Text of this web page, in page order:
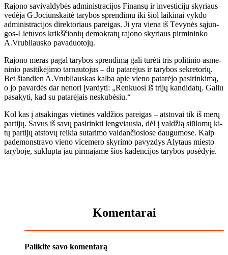
Ra­jo­no sa­vi­val­dy­bės ad­mi­nist­ra­ci­jos Fi­nan­sų ir in­ves­ti­ci­jų sky­riaus
ve­dė­ja G.Jo­ciuns­kai­tė ta­ry­bos spren­di­mu iki šiol lai­ki­nai vyk­do
administracijos direkto­riaus pa­rei­gas. Ji yra vie­na iš Tė­vy­nės są­jun­
gos-Lie­tu­vos krikš­čio­nių de­mok­ra­tų ra­jo­no sky­riaus pir­mi­nin­ko
A.Vrub­liaus­ko pa­va­duo­to­jų.
Ra­jo­no me­ras pa­gal ta­ry­bos spren­di­mą ga­li tu­rė­ti tris po­li­ti­nio as­me­
ni­nio pa­si­ti­kė­ji­mo tar­nau­to­jus – du pa­ta­rė­jus ir ta­ry­bos sek­re­to­rių.
Bet šian­dien A.Vrub­liaus­kas kal­ba apie vie­no pa­ta­rė­jo pa­si­rin­ki­mą,
o jo pa­var­dės dar ne­no­ri įvar­dy­ti: „Ren­kuo­si iš tri­jų kan­di­da­tų. Ga­liu
pa­sa­ky­ti, kad su pa­ta­rė­jais ne­sku­bė­siu.“
Kol kas į at­sa­kin­gas vie­ti­nės val­džios pa­rei­gas – atstovai tik iš me­rų
par­ti­jų. Sa­vus iš sa­vų pa­si­rink­ti leng­viau­sia, dėl į val­džią siū­lo­mų ki­
tų par­ti­jų at­sto­vų rei­kia su­ta­ri­mo val­dan­čio­sio­se dau­gu­mo­se. Kaip
pa­de­monst­ra­vo vie­no vi­ce­me­ro sky­ri­mo pa­vyz­dys Aly­taus mies­to
ta­ry­bo­je, su­klup­ta jau pir­ma­ja­me šios ka­den­ci­jos ta­ry­bos po­sė­dy­je.
Komentarai
Palikite savo komentarą